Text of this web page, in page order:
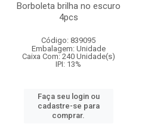
Borboleta brilha no escuro
4pcs
Código: 839095
Embalagem: Unidade
Caixa Com: 240 Unidade(s)
IPI: 13%
Faça seu login ou
cadastre-se para
comprar.